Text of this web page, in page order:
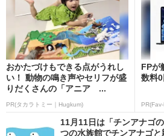
おかたづけもできる点がうれし
い！ 動物の鳴き声やセリフが盛
りだくさんの「アニア ...
PR(タカラトミー｜Hugkum)
FPが
数料
11月11日は「チンアナゴ
つの水族館でチンアナゴと